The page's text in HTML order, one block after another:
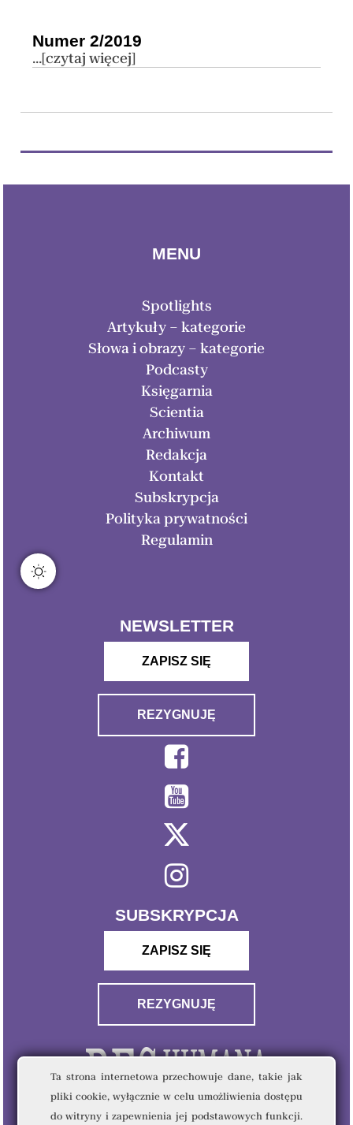
Numer 2/2019
...[czytaj więcej]
MENU
Spotlights
Artykuły – kategorie
Słowa i obrazy – kategorie
Podcasty
Księgarnia
Scientia
Archiwum
Redakcja
Kontakt
Subskrypcja
Polityka prywatności
Regulamin
NEWSLETTER
ZAPISZ SIĘ
REZYGNUJĘ
SUBSKRYPCJA
ZAPISZ SIĘ
REZYGNUJĘ
Ta strona internetowa przechowuje dane, takie jak
pliki cookie, wyłącznie w celu umożliwienia dostępu
do witryny i zapewnienia jej podstawowych funkcji.